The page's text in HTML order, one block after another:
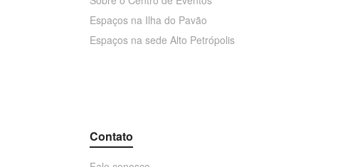
Espaços na Ilha do Pavão
Espaços na sede Alto Petrópolis
Contato